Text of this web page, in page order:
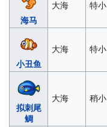
海马
大海 特小
小丑鱼
大海 特小
拟刺尾
鲷
大海 稍小